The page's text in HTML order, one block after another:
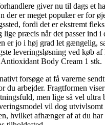
giver nu til dags et
der er meget populær er for
fordi det er ekstremt
lige præcis når det passer ind i
er jo i høj grad let gængelig,
leveringsløsning ved køb af
Antioxidant Body Cream 1 stk.
forsøge at få varerne
du arbejder. Fragtformen
men lige så vel ultra
vil dog
hvilket afhænger af at du